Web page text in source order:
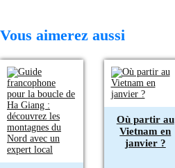
Vous aimerez aussi
Où partir au
Vietnam en
janvier ?